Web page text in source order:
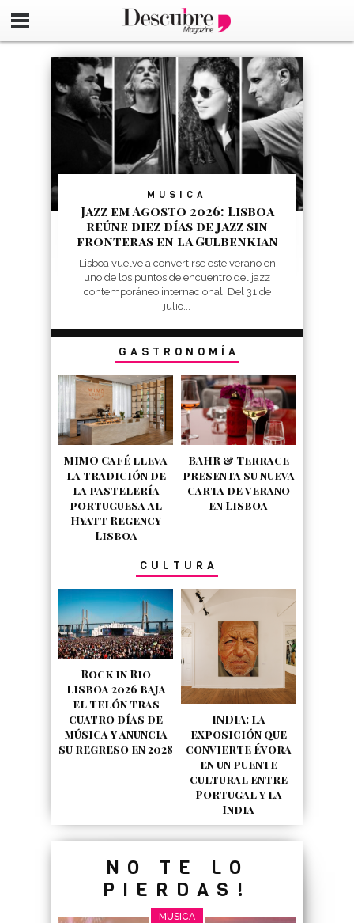
google-site-
MUSICA
Jazz em Agosto 2026: Lisboa
reúne diez días de jazz sin
fronteras en la Gulbenkian
Lisboa vuelve a convertirse este verano en
uno de los puntos de encuentro del jazz
contemporáneo internacional. Del 31 de
julio...
GASTRONOMÍA
MIMO Café lleva
la tradición de
la pastelería
portuguesa al
Hyatt Regency
Lisboa
BAHR & Terrace
presenta su nueva
carta de verano
en Lisboa
CULTURA
Rock in Rio
Lisboa 2026 baja
el telón tras
cuatro días de
música y anuncia
su regreso en 2028
INDIA: la
exposición que
convierte Évora
en un puente
cultural entre
Portugal y la
India
NO TE LO
PIERDAS!
MUSICA